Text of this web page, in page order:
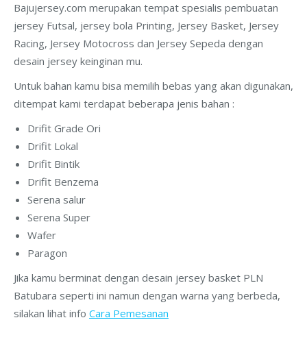
Bajujersey.com merupakan tempat spesialis pembuatan
jersey Futsal, jersey bola Printing, Jersey Basket, Jersey
Racing, Jersey Motocross dan Jersey Sepeda dengan
desain jersey keinginan mu.
Untuk bahan kamu bisa memilih bebas yang akan digunakan,
ditempat kami terdapat beberapa jenis bahan :
Drifit Grade Ori
Drifit Lokal
Drifit Bintik
Drifit Benzema
Serena salur
Serena Super
Wafer
Paragon
Jika kamu berminat dengan desain jersey basket PLN
Batubara seperti ini namun dengan warna yang berbeda,
silakan lihat info Cara Pemesanan